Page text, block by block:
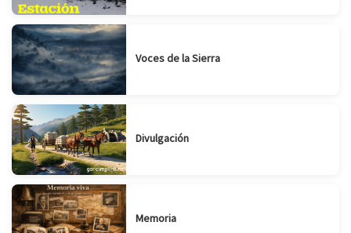
Voces de la Sierra
Divulgación
Memoria